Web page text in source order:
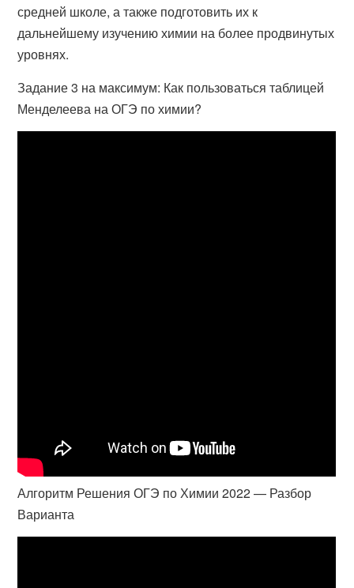
средней школе, а также подготовить их к
дальнейшему изучению химии на более продвинутых
уровнях.
Задание 3 на максимум: Как пользоваться таблицей
Менделеева на ОГЭ по химии?
Алгоритм Решения ОГЭ по Химии 2022 — Разбор
Варианта